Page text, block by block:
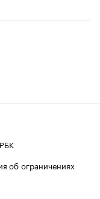
об ограничениях